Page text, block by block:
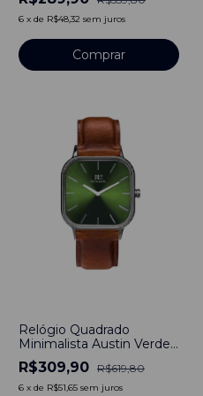
Nato Otan Vermelho
40mm Minimalista Aço
titânio
6 x de R$48,32 sem juros
Comprar
Relógio Quadrado
Minimalista Austin Verde
Silver Pulseira de Couro
Marrom 40mm
R$309,90 R$619,80
6 x de R$51,65 sem juros